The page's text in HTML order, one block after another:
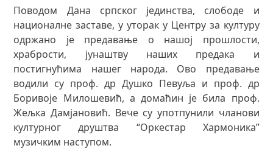
Поводом Дана српског јединства, слободе и
националне заставе, у уторак у Центру за културу
одржано је предавање о нашој прошлости,
храбрости, јунаштву наших предака и
постигнућима нашег народа. Ово предавање
водили су проф. др Душко Певуља и проф. др
Боривоје Милошевић, а домаћин је била проф.
Жељка Дамјановић. Вече су употпунили чланови
културног друштва “Оркестар Хармоника”
музичким наступом.